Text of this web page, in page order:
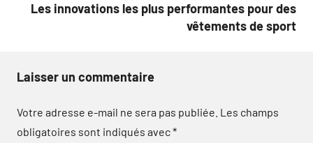
Les innovations les plus performantes pour des
vêtements de sport
Laisser un commentaire
Votre adresse e-mail ne sera pas publiée. Les champs
obligatoires sont indiqués avec*